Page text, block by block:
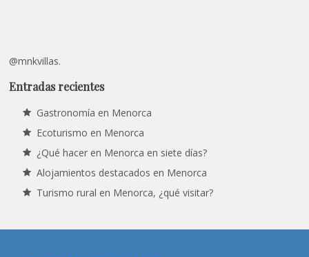
@mnkvillas.
Entradas recientes
Gastronomía en Menorca
Ecoturismo en Menorca
¿Qué hacer en Menorca en siete días?
Alojamientos destacados en Menorca
Turismo rural en Menorca, ¿qué visitar?